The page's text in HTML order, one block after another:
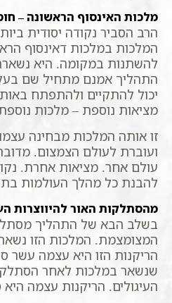
מלכות האינסוף הראשונה –
הרב הסביר נקודה יסודית
המלכות במלכות דאינסוף
להשתנות במקומה. היא
התהליך אמנם מתחיל שם
יכול להתקיים ולהתפתח
מציאות נוספת – מלכות
זו אותה המלכות מבחינה
ועוברת לעולם הצמצום.
עולם אחר. מציאות אחרת.
להבנת כל מהלך העולמות
מהסתלקות האור להיווצרות
בשלב הבא של התהליך
המצומצמת. המלכות הזו
הריקנות הזו היא עצמה עשר
שנשאר במלכות לאחר
העיגולים. הריקנות עצמה היא